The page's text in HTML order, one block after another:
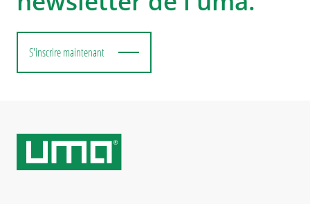
S'inscrire maintenant